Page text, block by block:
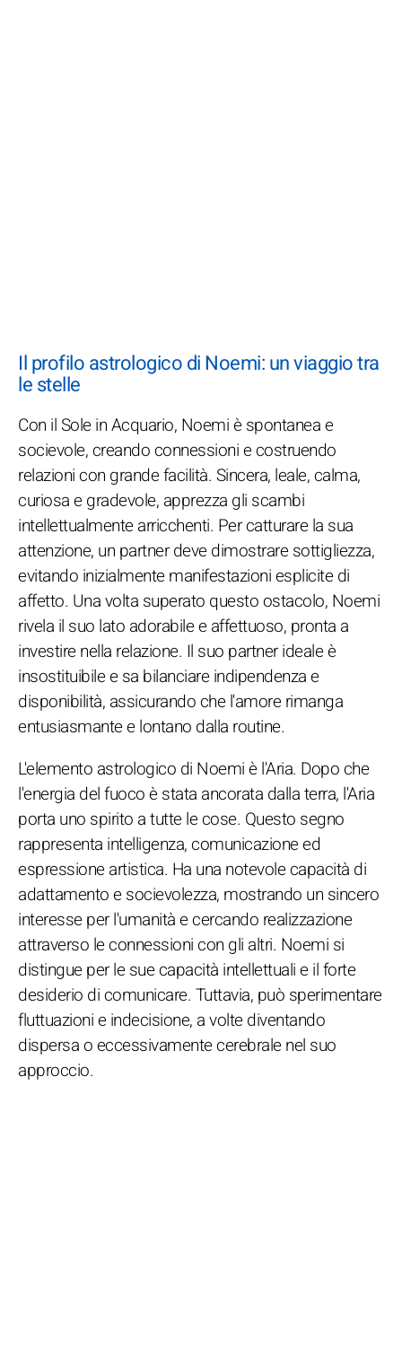
Il profilo astrologico di Noemi: un viaggio tra
le stelle
Con il Sole in Acquario, Noemi è spontanea e
socievole, creando connessioni e costruendo
relazioni con grande facilità. Sincera, leale, calma,
curiosa e gradevole, apprezza gli scambi
intellettualmente arricchenti. Per catturare la sua
attenzione, un partner deve dimostrare sottigliezza,
evitando inizialmente manifestazioni esplicite di
affetto. Una volta superato questo ostacolo, Noemi
rivela il suo lato adorabile e affettuoso, pronta a
investire nella relazione. Il suo partner ideale è
insostituibile e sa bilanciare indipendenza e
disponibilità, assicurando che l'amore rimanga
entusiasmante e lontano dalla routine.
L'elemento astrologico di Noemi è l'Aria. Dopo che
l'energia del fuoco è stata ancorata dalla terra, l'Aria
porta uno spirito a tutte le cose. Questo segno
rappresenta intelligenza, comunicazione ed
espressione artistica. Ha una notevole capacità di
adattamento e socievolezza, mostrando un sincero
interesse per l'umanità e cercando realizzazione
attraverso le connessioni con gli altri. Noemi si
distingue per le sue capacità intellettuali e il forte
desiderio di comunicare. Tuttavia, può sperimentare
fluttuazioni e indecisione, a volte diventando
dispersa o eccessivamente cerebrale nel suo
approccio.